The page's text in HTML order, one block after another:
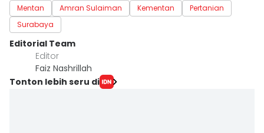
Mentan Amran Sulaiman Kementan
Pertanian
Surabaya
Editorial Team
Editor
Faiz Nashrillah
Tonton lebih seru di